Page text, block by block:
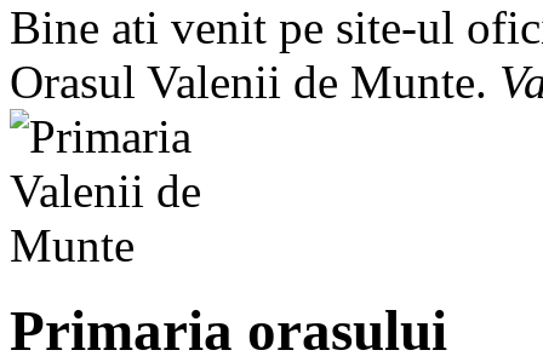
Bine ati venit pe site-ul
Orasul Valenii de Munte.
Primaria orasului